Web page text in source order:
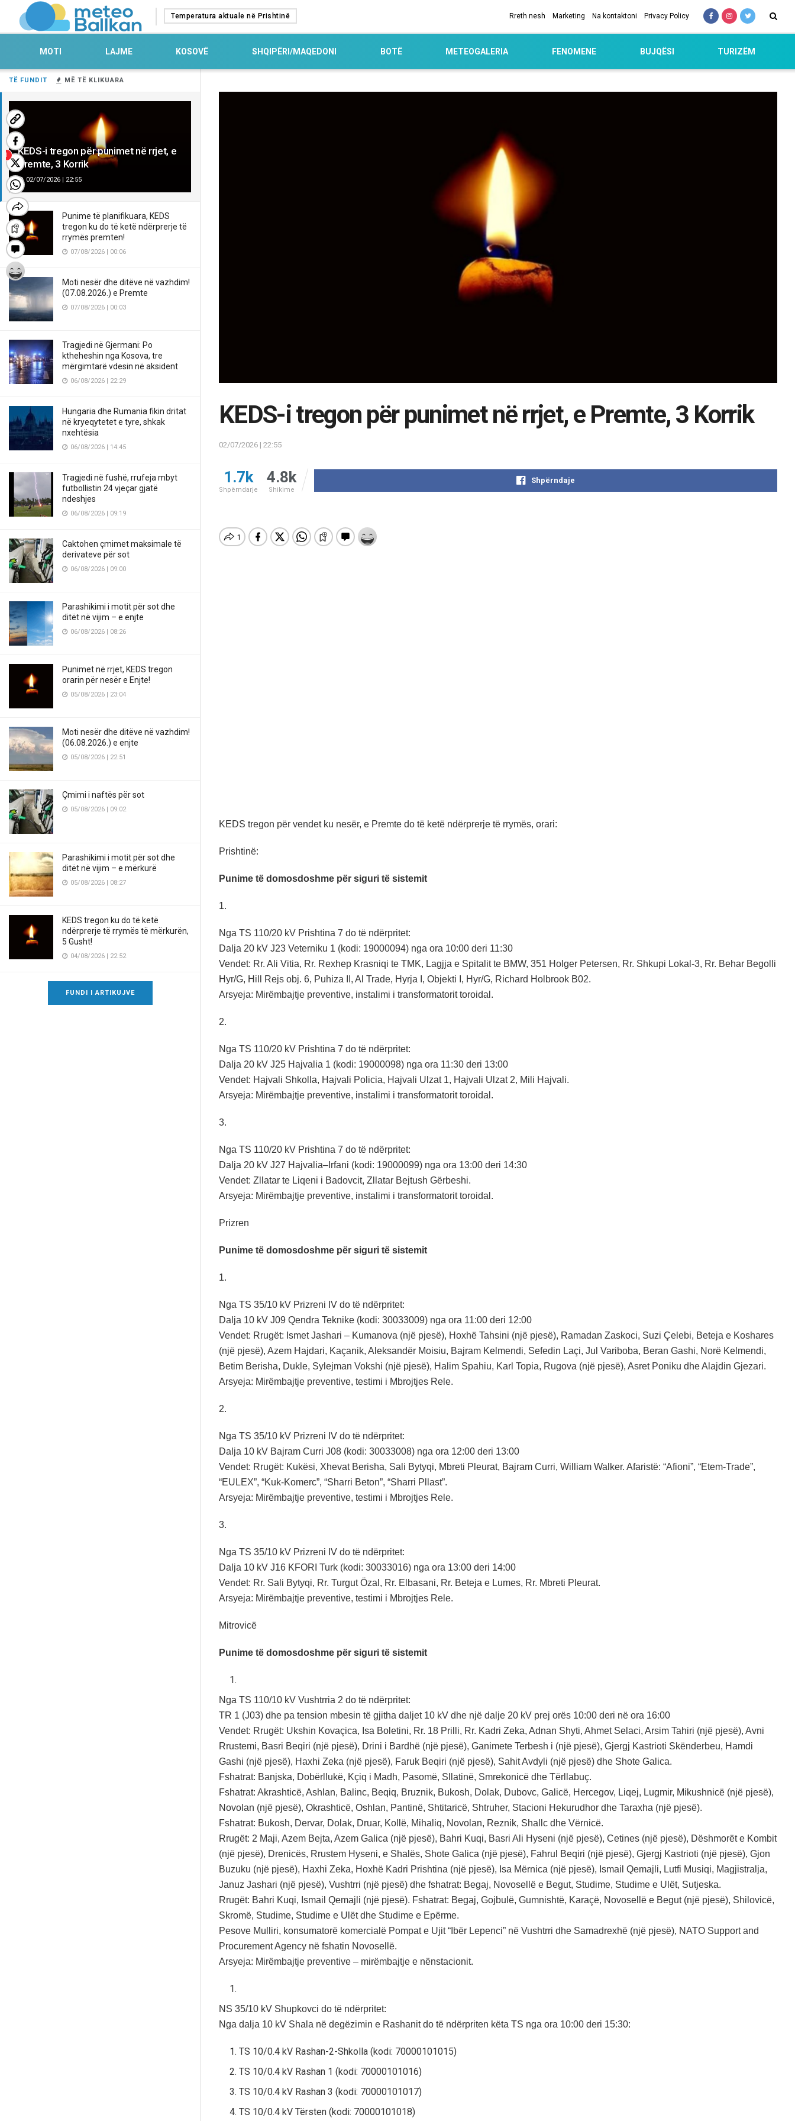
TË FUNDIT MË TË KLIKUARA
KEDS-i tregon për punimet në rrjet, e
Premte, 3 Korrik
02/07/2026 | 22:55
Punime të planifikuara, KEDS
tregon ku do të ketë ndërprerje të
rrymës premten!
07/08/2026 | 00:06
Moti nesër dhe ditëve në vazhdim!
(07.08.2026.) e Premte
07/08/2026 | 00:03
Tragjedi në Gjermani: Po
ktheheshin nga Kosova, tre
mërgimtarë vdesin në aksident
06/08/2026 | 22:29
Hungaria dhe Rumania fikin dritat
në kryeqytetet e tyre, shkak
nxehtësia
06/08/2026 | 14:45
Tragjedi në fushë, rrufeja mbyt
futbollistin 24 vjeçar gjatë
ndeshjes
06/08/2026 | 09:19
Caktohen çmimet maksimale të
derivateve për sot
06/08/2026 | 09:00
Parashikimi i motit për sot dhe
ditët në vijim – e enjte
06/08/2026 | 08:26
Punimet në rrjet, KEDS tregon
orarin për nesër e Enjte!
05/08/2026 | 23:04
Moti nesër dhe ditëve në vazhdim!
(06.08.2026.) e enjte
05/08/2026 | 22:51
Çmimi i naftës për sot
05/08/2026 | 09:02
Parashikimi i motit për sot dhe
ditët në vijim – e mërkurë
05/08/2026 | 08:27
KEDS tregon ku do të ketë
ndërprerje të rrymës të mërkurën,
5 Gusht!
04/08/2026 | 22:52
FUNDI I ARTIKUJVE
Temperatura aktuale në Prishtinë Rreth nesh Marketing Na kontaktoni Privacy Policy
MOTI LAJME KOSOVË SHQIPËRI/MAQEDONI BOTË METEOGALERIA FENOMENE BUJQËSI TURIZËM
KEDS-i tregon për punimet në rrjet, e Premte, 3 Korrik
02/07/2026 | 22:55
1.7k
Shpërndarje
4.8k
Shikime
Shpërndaje
KEDS tregon për vendet ku nesër, e Premte do të ketë ndërprerje të rrymës, orari:
Prishtinë:
Punime të domosdoshme për siguri të sistemit
1.
Nga TS 110/20 kV Prishtina 7 do të ndërpritet:
Dalja 20 kV J23 Veterniku 1 (kodi: 19000094) nga ora 10:00 deri 11:30
Vendet: Rr. Ali Vitia, Rr. Rexhep Krasniqi te TMK, Lagjja e Spitalit te BMW, 351 Holger Petersen, Rr. Shkupi Lokal-3, Rr. Behar Begolli
Hyr/G, Hill Rejs obj. 6, Puhiza II, Al Trade, Hyrja I, Objekti I, Hyr/G, Richard Holbrook B02.
Arsyeja: Mirëmbajtje preventive, instalimi i transformatorit toroidal.
2.
Nga TS 110/20 kV Prishtina 7 do të ndërpritet:
Dalja 20 kV J25 Hajvalia 1 (kodi: 19000098) nga ora 11:30 deri 13:00
Vendet: Hajvali Shkolla, Hajvali Policia, Hajvali Ulzat 1, Hajvali Ulzat 2, Mili Hajvali.
Arsyeja: Mirëmbajtje preventive, instalimi i transformatorit toroidal.
3.
Nga TS 110/20 kV Prishtina 7 do të ndërpritet:
Dalja 20 kV J27 Hajvalia–Irfani (kodi: 19000099) nga ora 13:00 deri 14:30
Vendet: Zllatar te Liqeni i Badovcit, Zllatar Bejtush Gërbeshi.
Arsyeja: Mirëmbajtje preventive, instalimi i transformatorit toroidal.
Prizren
Punime të domosdoshme për siguri të sistemit
1.
Nga TS 35/10 kV Prizreni IV do të ndërpritet:
Dalja 10 kV J09 Qendra Teknike (kodi: 30033009) nga ora 11:00 deri 12:00
Vendet: Rrugët: Ismet Jashari – Kumanova (një pjesë), Hoxhë Tahsini (një pjesë), Ramadan Zaskoci, Suzi Çelebi, Beteja e Koshares
(një pjesë), Azem Hajdari, Kaçanik, Aleksandër Moisiu, Bajram Kelmendi, Sefedin Laçi, Jul Variboba, Beran Gashi, Norë Kelmendi,
Betim Berisha, Dukle, Sylejman Vokshi (një pjesë), Halim Spahiu, Karl Topia, Rugova (një pjesë), Asret Poniku dhe Alajdin Gjezari.
Arsyeja: Mirëmbajtje preventive, testimi i Mbrojtjes Rele.
2.
Nga TS 35/10 kV Prizreni IV do të ndërpritet:
Dalja 10 kV Bajram Curri J08 (kodi: 30033008) nga ora 12:00 deri 13:00
Vendet: Rrugët: Kukësi, Xhevat Berisha, Sali Bytyqi, Mbreti Pleurat, Bajram Curri, William Walker. Afaristë: “Afioni”, “Etem-Trade”,
“EULEX”, “Kuk-Komerc”, “Sharri Beton”, “Sharri Pllast”.
Arsyeja: Mirëmbajtje preventive, testimi i Mbrojtjes Rele.
3.
Nga TS 35/10 kV Prizreni IV do të ndërpritet:
Dalja 10 kV J16 KFORI Turk (kodi: 30033016) nga ora 13:00 deri 14:00
Vendet: Rr. Sali Bytyqi, Rr. Turgut Özal, Rr. Elbasani, Rr. Beteja e Lumes, Rr. Mbreti Pleurat.
Arsyeja: Mirëmbajtje preventive, testimi i Mbrojtjes Rele.
Mitrovicë
Punime të domosdoshme për siguri të sistemit
Nga TS 110/10 kV Vushtrria 2 do të ndërpritet:
TR 1 (J03) dhe pa tension mbesin të gjitha daljet 10 kV dhe një dalje 20 kV prej orës 10:00 deri në ora 16:00
Vendet: Rrugët: Ukshin Kovaçica, Isa Boletini, Rr. 18 Prilli, Rr. Kadri Zeka, Adnan Shyti, Ahmet Selaci, Arsim Tahiri (një pjesë), Avni
Rrustemi, Basri Beqiri (një pjesë), Drini i Bardhë (një pjesë), Ganimete Terbesh i (një pjesë), Gjergj Kastrioti Skënderbeu, Hamdi
Gashi (një pjesë), Haxhi Zeka (një pjesë), Faruk Beqiri (një pjesë), Sahit Avdyli (një pjesë) dhe Shote Galica.
Fshatrat: Banjska, Dobërllukë, Kçiq i Madh, Pasomë, Sllatinë, Smrekonicë dhe Tërllabuç.
Fshatrat: Akrashticë, Ashlan, Balinc, Beqiq, Bruznik, Bukosh, Dolak, Dubovc, Galicë, Hercegov, Liqej, Lugmir, Mikushnicë (një pjesë),
Novolan (një pjesë), Okrashticë, Oshlan, Pantinë, Shtitaricë, Shtruher, Stacioni Hekurudhor dhe Taraxha (një pjesë).
Fshatrat: Bukosh, Dervar, Dolak, Druar, Kollë, Mihaliq, Novolan, Reznik, Shallc dhe Vërnicë.
Rrugët: 2 Maji, Azem Bejta, Azem Galica (një pjesë), Bahri Kuqi, Basri Ali Hyseni (një pjesë), Cetines (një pjesë), Dëshmorët e Kombit
(një pjesë), Drenicës, Rrustem Hyseni, e Shalës, Shote Galica (një pjesë), Fahrul Beqiri (një pjesë), Gjergj Kastrioti (një pjesë), Gjon
Buzuku (një pjesë), Haxhi Zeka, Hoxhë Kadri Prishtina (një pjesë), Isa Mërnica (një pjesë), Ismail Qemajli, Lutfi Musiqi, Magjistralja,
Januz Jashari (një pjesë), Vushtrri (një pjesë) dhe fshatrat: Begaj, Novosellë e Begut, Studime, Studime e Ulët, Sutjeska.
Rrugët: Bahri Kuqi, Ismail Qemajli (një pjesë). Fshatrat: Begaj, Gojbulë, Gumnishtë, Karaçë, Novosellë e Begut (një pjesë), Shilovicë,
Skromë, Studime, Studime e Ulët dhe Studime e Epërme.
Pesove Mulliri, konsumatorë komercialë Pompat e Ujit “Ibër Lepenci” në Vushtrri dhe Samadrexhë (një pjesë), NATO Support and
Procurement Agency në fshatin Novosellë.
Arsyeja: Mirëmbajtje preventive – mirëmbajtje e nënstacionit.
NS 35/10 kV Shupkovci do të ndërpritet:
Nga dalja 10 kV Shala në degëzimin e Rashanit do të ndërpriten këta TS nga ora 10:00 deri 15:30:
TS 10/0.4 kV Rashan-2-Shkolla (kodi: 70000101015)
TS 10/0.4 kV Rashan 1 (kodi: 70000101016)
TS 10/0.4 kV Rashan 3 (kodi: 70000101017)
TS 10/0.4 kV Tërsten (kodi: 70000101018)